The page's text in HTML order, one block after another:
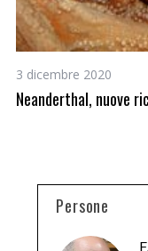
3 dicembre 2020
Neanderthal, nuove
Persone